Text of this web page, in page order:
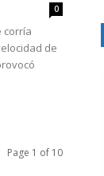
0
corría
de
Page 1 of 10